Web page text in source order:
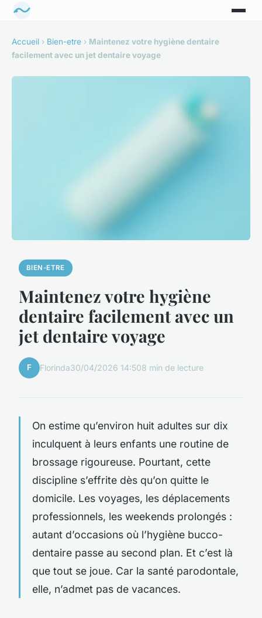
Accueil › Bien-etre › Maintenez votre hygiène dentaire
facilement avec un jet dentaire voyage
BIEN-ETRE
Maintenez votre hygiène
dentaire facilement avec un
jet dentaire voyage
F Florinda30/04/2026 14:508 min de lecture
On estime qu’environ huit adultes sur dix
inculquent à leurs enfants une routine de
brossage rigoureuse. Pourtant, cette
discipline s’effrite dès qu’on quitte le
domicile. Les voyages, les déplacements
professionnels, les weekends prolongés :
autant d’occasions où l’hygiène bucco-
dentaire passe au second plan. Et c’est là
que tout se joue. Car la santé parodontale,
elle, n’admet pas de vacances.